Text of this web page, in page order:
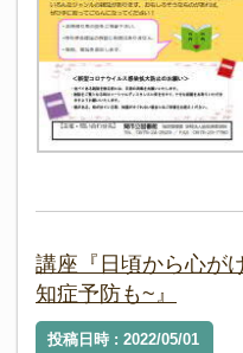
講座『日頃から心が
知症予防も~』
投稿日時 : 2022/05/01